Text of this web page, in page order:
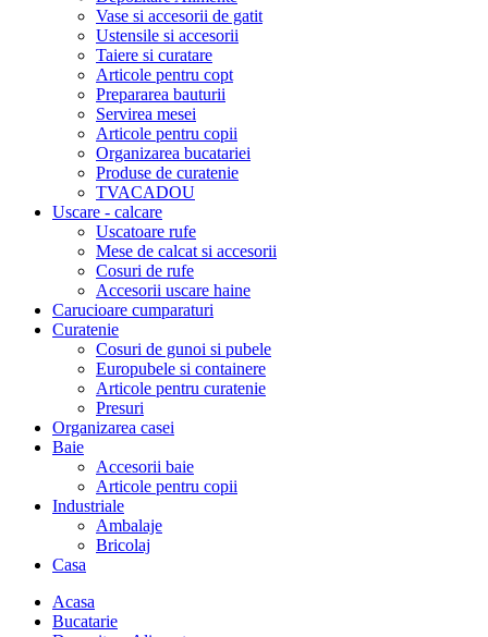
Vase si accesorii de gatit
Ustensile si accesorii
Taiere si curatare
Articole pentru copt
Prepararea bauturii
Servirea mesei
Articole pentru copii
Organizarea bucatariei
Produse de curatenie
TVACADOU
Uscare - calcare
Uscatoare rufe
Mese de calcat si accesorii
Cosuri de rufe
Accesorii uscare haine
Carucioare cumparaturi
Curatenie
Cosuri de gunoi si pubele
Europubele si containere
Articole pentru curatenie
Presuri
Organizarea casei
Baie
Accesorii baie
Articole pentru copii
Industriale
Ambalaje
Bricolaj
Casa
Acasa
Bucatarie